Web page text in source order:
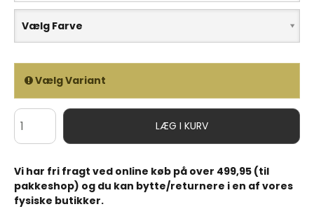
Vælg Farve
Vælg Variant
LÆG I KURV
Vi har fri fragt ved online køb på over 499,95 (til
pakkeshop) og du kan bytte/returnere i en af vores
fysiske butikker.